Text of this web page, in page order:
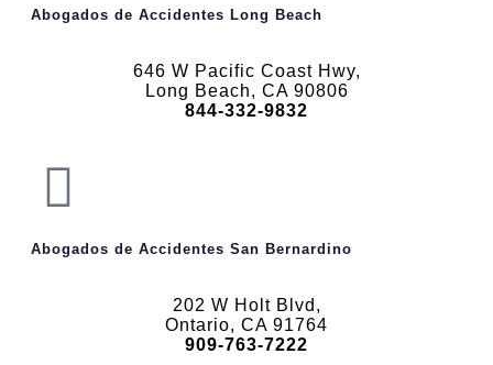
Abogados de Accidentes Long Beach
646 W Pacific Coast Hwy,
Long Beach, CA 90806
844-332-9832
Abogados de Accidentes San Bernardino
202 W Holt Blvd,
Ontario, CA 91764
909-763-7222